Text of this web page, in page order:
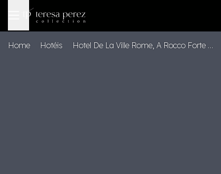
Home Hotéis Hotel De La Ville Rome, A Rocco Forte Hotel